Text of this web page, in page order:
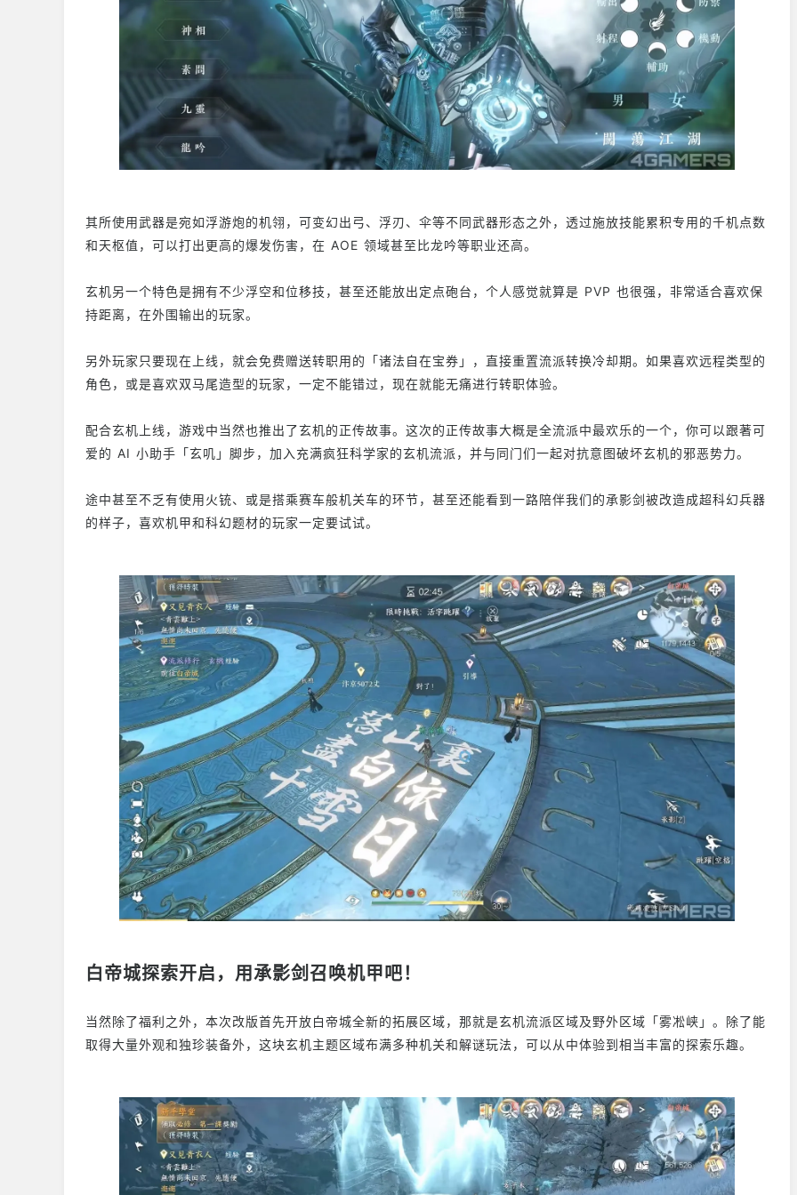
其所使用武器是宛如浮游炮的机翎，可变幻出弓、浮刃、伞等不同武器形态之外，透过施放技能累积专用的千机点数
和天枢值，可以打出更高的爆发伤害，在 AOE 领域甚至比龙吟等职业还高。
玄机另一个特色是拥有不少浮空和位移技，甚至还能放出定点砲台，个人感觉就算是 PVP 也很强，非常适合喜欢保
持距离，在外围输出的玩家。
另外玩家只要现在上线，就会免费赠送转职用的「诸法自在宝券」，直接重置流派转换冷却期。如果喜欢远程类型的
角色，或是喜欢双马尾造型的玩家，一定不能错过，现在就能无痛进行转职体验。
配合玄机上线，游戏中当然也推出了玄机的正传故事。这次的正传故事大概是全流派中最欢乐的一个，你可以跟著可
爱的 AI 小助手「玄叽」脚步，加入充满疯狂科学家的玄机流派，并与同门们一起对抗意图破坏玄机的邪恶势力。
途中甚至不乏有使用火铳、或是搭乘赛车般机关车的环节，甚至还能看到一路陪伴我们的承影剑被改造成超科幻兵器
的样子，喜欢机甲和科幻题材的玩家一定要试试。
白帝城探索开启，用承影剑召唤机甲吧！
当然除了福利之外，本次改版首先开放白帝城全新的拓展区域，那就是玄机流派区域及野外区域「雾凇峡」。除了能
取得大量外观和独珍装备外，这块玄机主题区域布满多种机关和解谜玩法，可以从中体验到相当丰富的探索乐趣。